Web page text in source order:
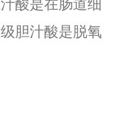
酸是在肠道细
胆汁酸是脱氧